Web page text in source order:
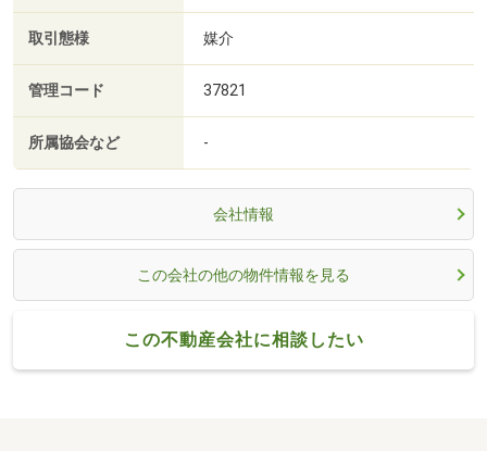
取引態様 媒介
管理コード 37821
所属協会など -
会社情報
この会社の他の物件情報を見る
この不動産会社に相談したい